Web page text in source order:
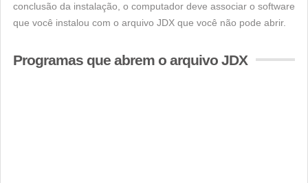
conclusão da instalação, o computador deve associar o software
que você instalou com o arquivo JDX que você não pode abrir.
Programas que abrem o arquivo JDX